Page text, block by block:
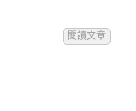
閱讀文章